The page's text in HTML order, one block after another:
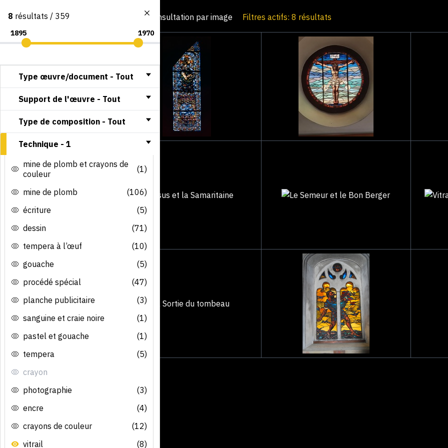
Consultation par image Filtres actifs: 8 résultats
8 résultats / 359
Type œuvre/document - Tout
Support de l'œuvre - Tout
Type de composition - Tout
Technique - 1
mine de plomb et crayons de
couleur
(1)
mine de plomb
(106)
écriture
(5)
dessin
(71)
tempera à l’œuf
(10)
gouache
(5)
procédé spécial
(47)
planche publicitaire
(3)
sanguine et craie noire
(1)
pastel et gouache
(1)
tempera
(5)
crayon
photographie
(3)
encre
(4)
crayons de couleur
(12)
vitrail
(8)